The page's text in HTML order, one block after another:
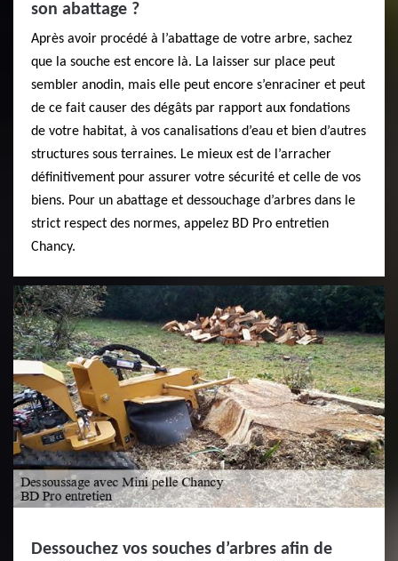
son abattage ?
Après avoir procédé à l’abattage de votre arbre, sachez
que la souche est encore là. La laisser sur place peut
sembler anodin, mais elle peut encore s’enraciner et peut
de ce fait causer des dégâts par rapport aux fondations
de votre habitat, à vos canalisations d’eau et bien d’autres
structures sous terraines. Le mieux est de l’arracher
définitivement pour assurer votre sécurité et celle de vos
biens. Pour un abattage et dessouchage d’arbres dans le
strict respect des normes, appelez BD Pro entretien
Chancy.
Dessouchez vos souches d’arbres afin de